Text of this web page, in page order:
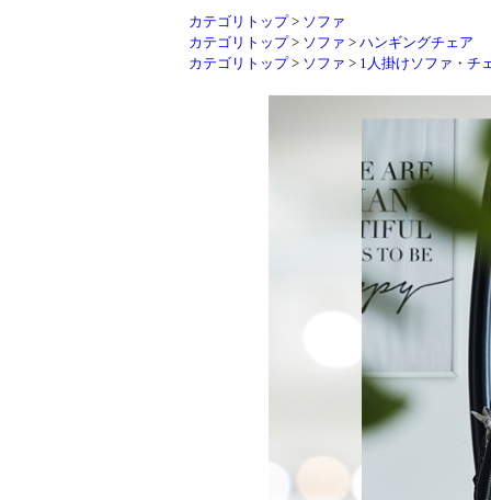
カテゴリトップ > ソファ
カテゴリトップ > ソファ > ハンギングチェア
カテゴリトップ > ソファ > 1人掛けソファ・チ